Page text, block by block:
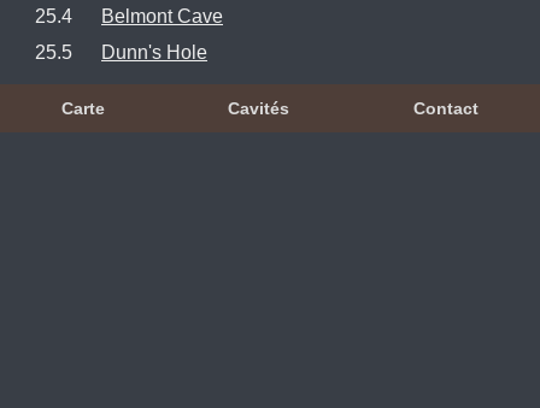
25.4
Belmont Cave
25.5
Dunn's Hole
Carte Cavités Contact